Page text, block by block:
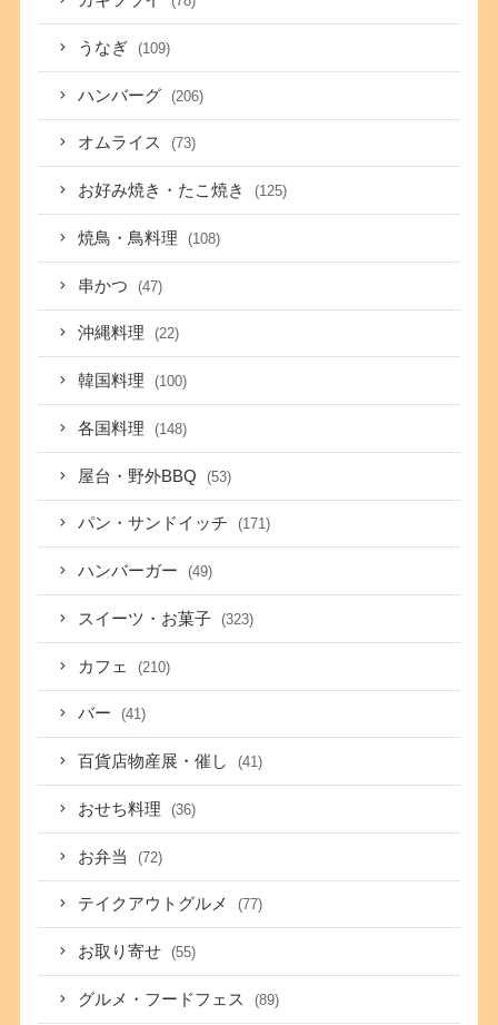
うなぎ (109)
ハンバーグ (206)
オムライス (73)
お好み焼き・たこ焼き (125)
焼鳥・鳥料理 (108)
串かつ (47)
沖縄料理 (22)
韓国料理 (100)
各国料理 (148)
屋台・野外BBQ (53)
パン・サンドイッチ (171)
ハンバーガー (49)
スイーツ・お菓子 (323)
カフェ (210)
バー (41)
百貨店物産展・催し (41)
おせち料理 (36)
お弁当 (72)
テイクアウトグルメ (77)
お取り寄せ (55)
グルメ・フードフェス (89)